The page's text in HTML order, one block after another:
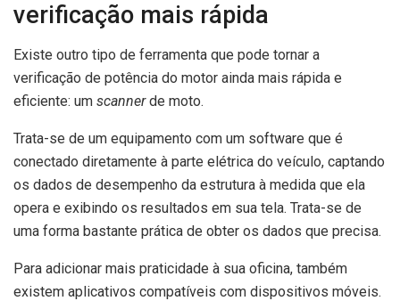
verificação mais rápida
Existe outro tipo de ferramenta que pode tornar a
verificação de potência do motor ainda mais rápida e
eficiente: um scannerde moto.
Trata-se de um equipamento com um software que é
conectado diretamente à parte elétrica do veículo, captando
os dados de desempenho da estrutura à medida que ela
opera e exibindo os resultados em sua tela. Trata-se de
uma forma bastante prática de obter os dados que precisa.
Para adicionar mais praticidade à sua oficina, também
existem aplicativos compatíveis com dispositivos móveis.